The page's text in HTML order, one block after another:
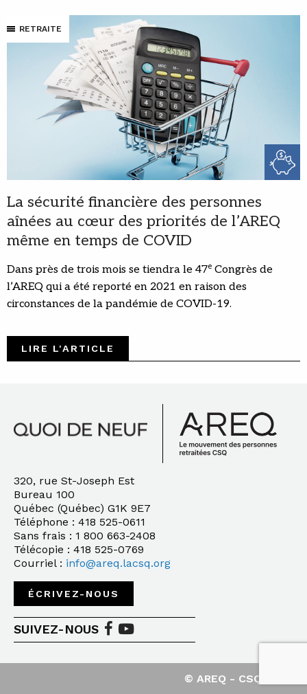
RETRAITE
La sécurité financière des personnes
aînées au cœur des priorités de l’AREQ
même en temps de COVID
Dans près de trois mois se tiendra le 47e Congrès de
l’AREQ qui a été reporté en 2021 en raison des
circonstances de la pandémie de COVID-19.
LIRE L'ARTICLE
320, rue St-Joseph Est
Bureau 100
Québec (Québec) G1K 9E7
Téléphone : 418 525-0611
Sans frais : 1 800 663-2408
Télécopie : 418 525-0769
Courriel : info@areq.lacsq.org
ÉCRIVEZ-NOUS
SUIVEZ-NOUS
© AREQ - CSQ - 2020